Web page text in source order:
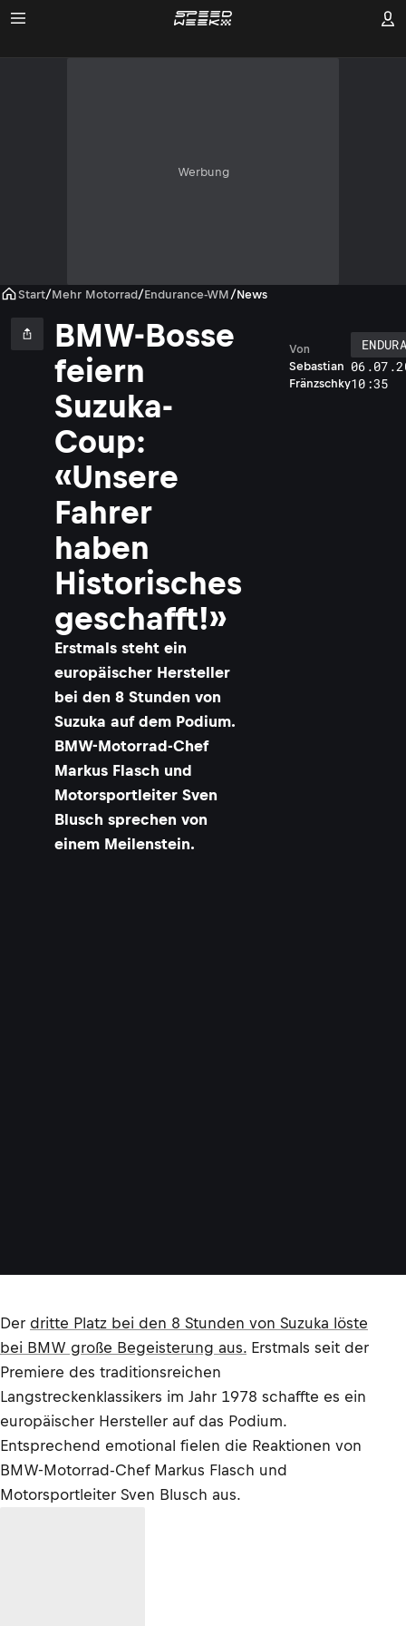
Werbung
Start/Mehr Motorrad/Endurance-WM /News
BMW-Bosse
feiern
Suzuka-
Coup:
«Unsere
Fahrer
haben
Historisches
geschafft!»
Erstmals steht ein
europäischer Hersteller
bei den 8 Stunden von
Suzuka auf dem Podium.
BMW-Motorrad-Chef
Markus Flasch und
Motorsportleiter Sven
Blusch sprechen von
einem Meilenstein.
Sebastian
Fränzschky
Von
10:35
Der dritte Platz bei den 8 Stunden von Suzuka löste
bei BMW große Begeisterung aus. Erstmals seit der
Premiere des traditionsreichen
Langstreckenklassikers im Jahr 1978 schaffte es ein
europäischer Hersteller auf das Podium.
Entsprechend emotional fielen die Reaktionen von
BMW-Motorrad-Chef Markus Flasch und
Motorsportleiter Sven Blusch aus.